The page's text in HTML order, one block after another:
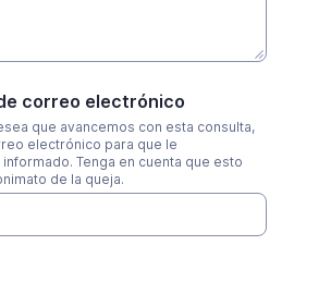
correo electrónico
que avancemos con esta consulta,
electrónico para que le
Tenga en cuenta que esto
de la queja.